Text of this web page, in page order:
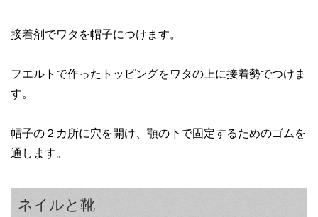
接着剤でワタを帽子につけます。
フエルトで作ったトッピングをワタの上に接着勢でつけま
す。
帽子の２カ所に穴を開け、顎の下で固定するためのゴムを
通します。
ネイルと靴